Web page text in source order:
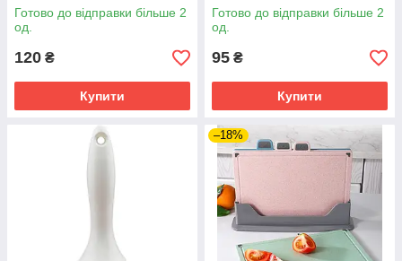
Готово до відправки більше 2
од.
120 ₴
Купити
Готово до відправки більше 2
од.
95 ₴
Купити
–18%